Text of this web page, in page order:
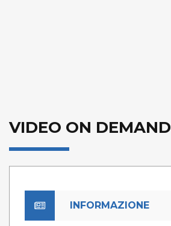
VIDEO ON DEMAND
INFORMAZIONE